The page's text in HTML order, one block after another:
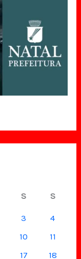
S S
3
4
10
11
17 18